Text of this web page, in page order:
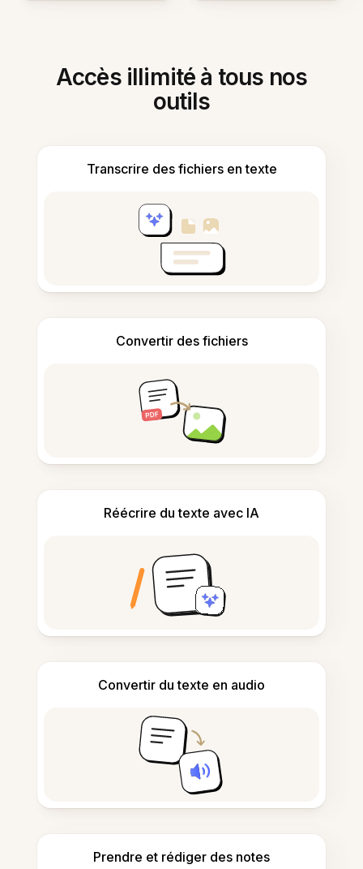
Accès illimité à tous nos
outils
Transcrire des fichiers en texte
Convertir des fichiers
Réécrire du texte avec IA
Convertir du texte en audio
Prendre et rédiger des notes